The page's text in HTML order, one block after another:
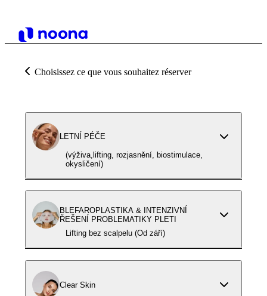
Choisissez ce que vous souhaitez réserver
LETNÍ PÉČE
(výživa,lifting, rozjasnění, biostimulace,
okysličení)
BLEFAROPLASTIKA & INTENZIVNÍ
ŘEŠENÍ PROBLEMATIKY PLETI
Lifting bez scalpelu (Od září)
Clear Skin